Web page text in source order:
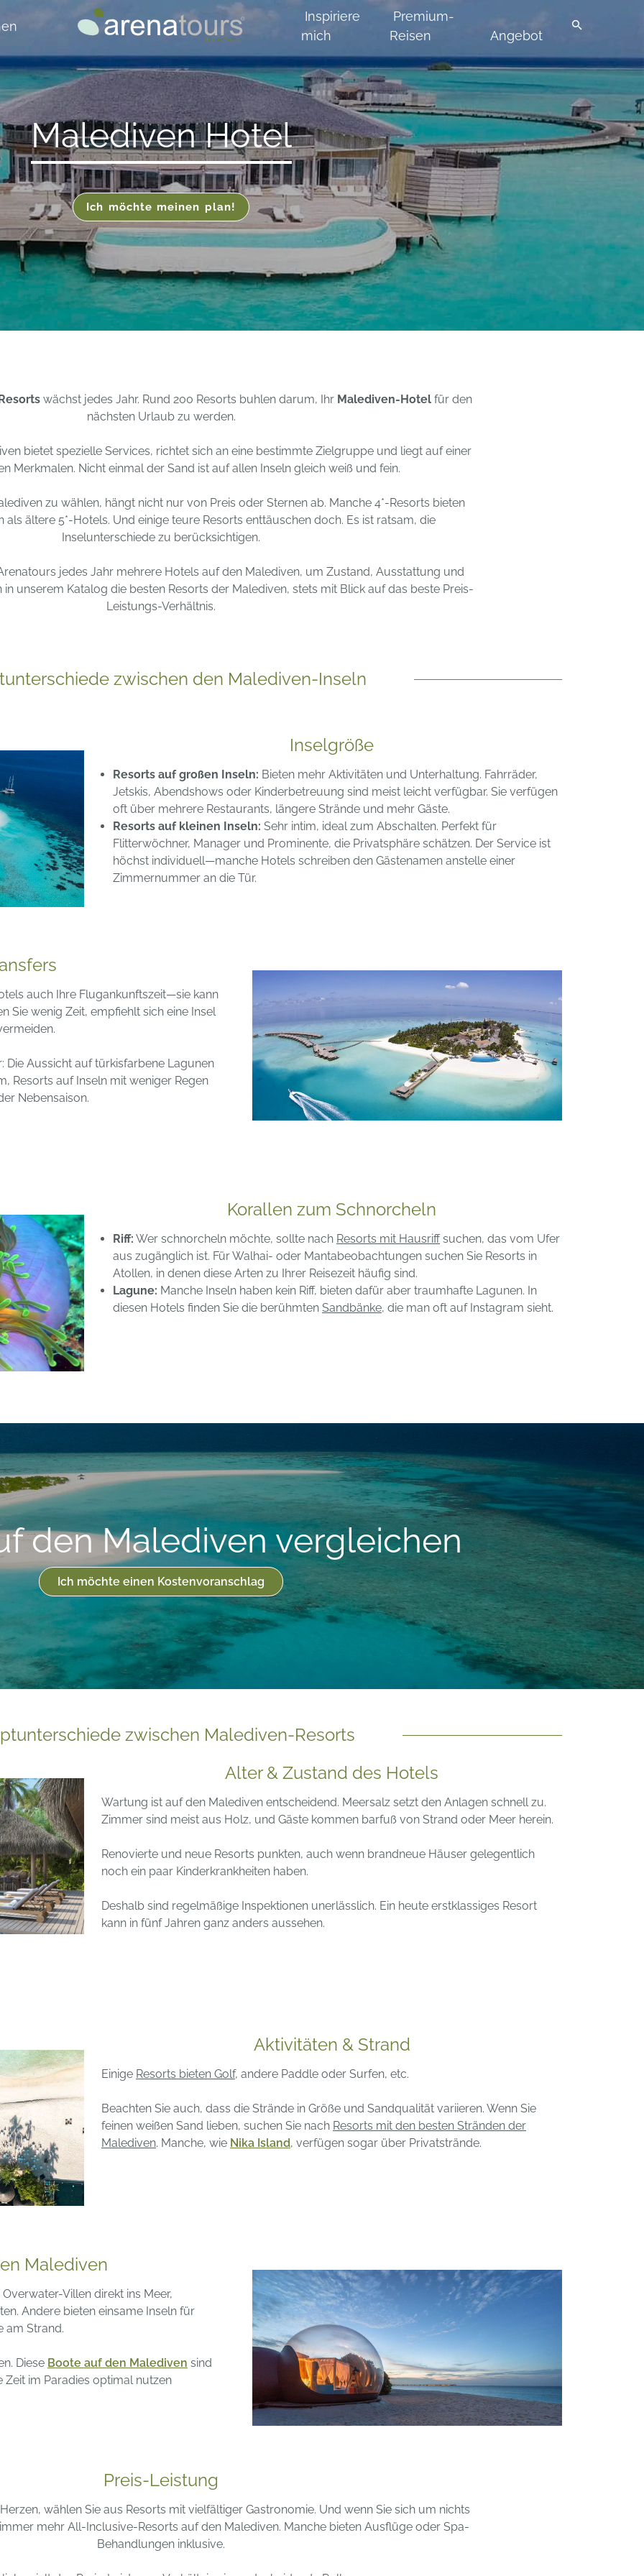
Inspiriere
mich
Premium-
Reisen
Angebot
Malediven Hotel
Ich möchte meinen plan!
wächst jedes Jahr. Rund 200 Resorts buhlen darum, IhrMalediven-Hotel für den
nächsten Urlaub zu werden.
bietet spezielle Services, richtet sich an eine bestimmte Zielgruppe und liegt auf einer
Merkmalen. Nicht einmal der Sand ist auf allen Inseln gleich weiß und fein.
zu wählen, hängt nicht nur von Preis oder Sternen ab. Manche 4*-Resorts bieten
als ältere 5*-Hotels. Und einige teure Resorts enttäuschen doch. Es ist ratsam, die
Inselunterschiede zu berücksichtigen.
jedes Jahr mehrere Hotels auf den Malediven, um Zustand, Ausstattung und
unserem Katalog die besten Resorts der Malediven, stets mit Blick auf das beste Preis-
Leistungs-Verhältnis.
zwischen den Malediven-Inseln
Inselgröße
Resorts auf großen Inseln: Bieten mehr Aktivitäten und Unterhaltung. Fahrräder,
Jetskis, Abendshows oder Kinderbetreuung sind meist leicht verfügbar. Sie verfügen
oft über mehrere Restaurants, längere Strände und mehr Gäste.
Resorts auf kleinen Inseln: Sehr intim, ideal zum Abschalten. Perfekt für
Flitterwöchner, Manager und Prominente, die Privatsphäre schätzen. Der Service ist
höchst individuell—manche Hotels schreiben den Gästenamen anstelle einer
Zimmernummer an die Tür.
auch Ihre Flugankunftszeit—sie kann
Sie wenig Zeit, empfiehlt sich eine Insel
Die Aussicht auf türkisfarbene Lagunen
Resorts auf Inseln mit weniger Regen
Nebensaison.
Korallen zum Schnorcheln
Riff: Wer schnorcheln möchte, sollte nach Resorts mit Hausriffsuchen, das vom Ufer
aus zugänglich ist. Für Walhai- oder Mantabeobachtungen suchen Sie Resorts in
Atollen, in denen diese Arten zu Ihrer Reisezeit häufig sind.
Lagune: Manche Inseln haben kein Riff, bieten dafür aber traumhafte Lagunen. In
diesen Hotels finden Sie die berühmten Sandbänke, die man oft auf Instagram sieht.
den Malediven vergleichen
Ich möchte einen Kostenvoranschlag
zwischen Malediven-Resorts
Alter & Zustand des Hotels
Wartung ist auf den Malediven entscheidend. Meersalz setzt den Anlagen schnell zu.
Zimmer sind meist aus Holz, und Gäste kommen barfuß von Strand oder Meer herein.
Renovierte und neue Resorts punkten, auch wenn brandneue Häuser gelegentlich
noch ein paar Kinderkrankheiten haben.
Deshalb sind regelmäßige Inspektionen unerlässlich. Ein heute erstklassiges Resort
kann in fünf Jahren ganz anders aussehen.
Aktivitäten & Strand
Einige Resorts bieten Golf, andere Paddle oder Surfen, etc.
Beachten Sie auch, dass die Strände in Größe und Sandqualität variieren. Wenn Sie
feinen weißen Sand lieben, suchen Sie nach Resorts mit den besten Stränden der
Malediven. Manche, wie Nika Island, verfügen sogar über Privatstrände.
Malediven
Villen direkt ins Meer,
Andere bieten einsame Inseln für
am Strand.
Diese Boote auf den Malediven sind
Zeit im Paradies optimal nutzen
Preis-Leistung
wählen Sie aus Resorts mit vielfältiger Gastronomie. Und wenn Sie sich um nichts
mehr All-Inclusive-Resorts auf den Malediven. Manche bieten Ausflüge oder Spa-
Behandlungen inklusive.